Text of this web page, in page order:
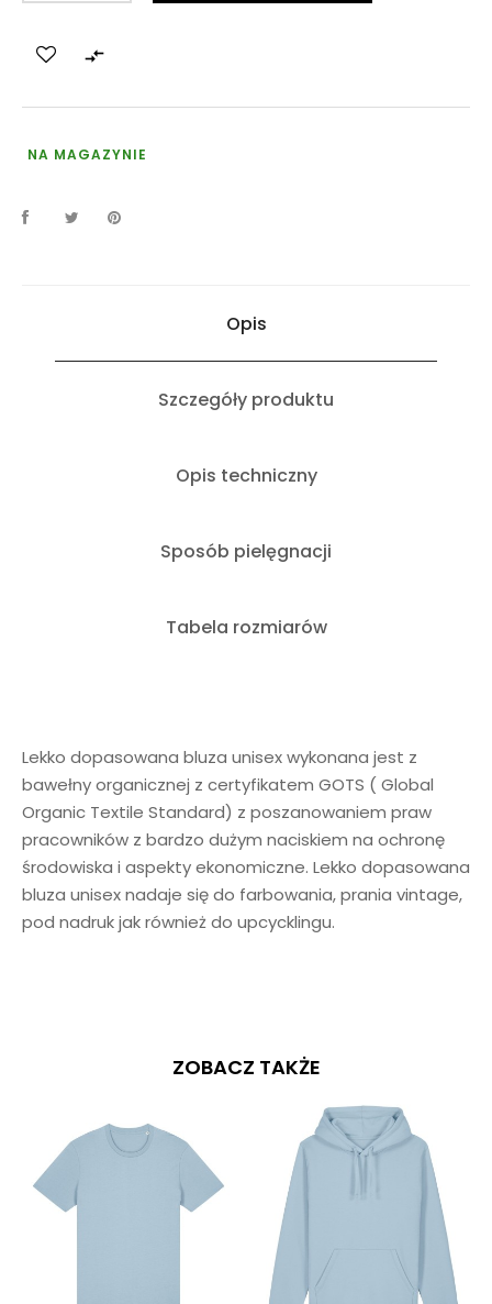

NA MAGAZYNIE
Opis
Szczegóły produktu
Opis techniczny
Sposób pielęgnacji
Tabela rozmiarów
Lekko dopasowana bluza unisex wykonana jest z
bawełny organicznej z certyfikatem GOTS ( Global
Organic Textile Standard) z poszanowaniem praw
pracowników z bardzo dużym naciskiem na ochronę
środowiska i aspekty ekonomiczne. Lekko dopasowana
bluza unisex nadaje się do farbowania, prania vintage,
pod nadruk jak również do upcycklingu.
ZOBACZ TAKŻE